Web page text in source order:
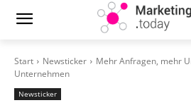
Start Newsticker
Mehr Anfragen, mehr
Unternehmen
Newsticker